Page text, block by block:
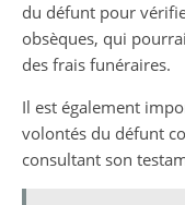
du défunt pour
obsèques, qui
des frais funéraires.
Il est également
volontés du défunt
consultant son